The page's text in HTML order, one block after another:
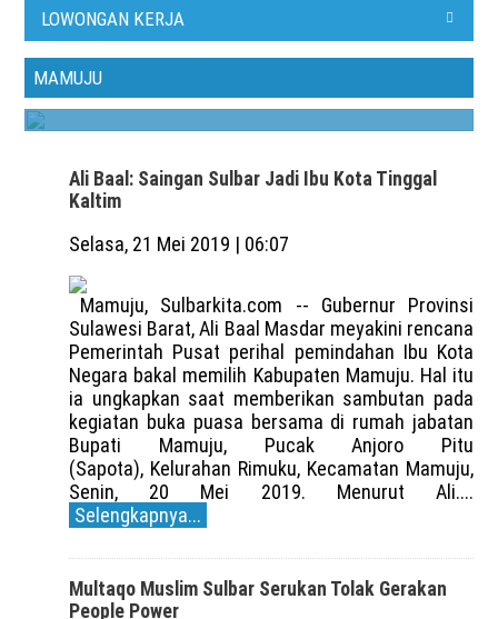
LOWONGAN KERJA
MAMUJU
akibat fitur kecerdasan buatan (AI) di mesin telusur
memaksa insan pers untuk berevolusi. Jurnalisme
masa depan kini bertumpu pada kemampuan wartawan
untuk berpenetrasi langsung ke media sosial....
Ali Baal: Saingan Sulbar Jadi Ibu Kota Tinggal
Kaltim
Selasa, 21 Mei 2019 | 06:07
Mamuju, Sulbarkita.com -- Gubernur Provinsi
Sulawesi Barat, Ali Baal Masdar meyakini rencana
Pemerintah Pusat perihal pemindahan Ibu Kota
Negara bakal memilih Kabupaten Mamuju. Hal itu
ia ungkapkan saat memberikan sambutan pada
kegiatan buka puasa bersama di rumah jabatan
Bupati Mamuju, Pucak Anjoro Pitu
(Sapota), Kelurahan Rimuku, Kecamatan Mamuju,
Senin, 20 Mei 2019. Menurut Ali....
Selengkapnya...
Multaqo Muslim Sulbar Serukan Tolak Gerakan
People Power